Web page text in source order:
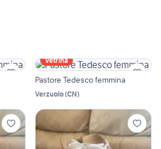
Vetrina
Pastore Tedesco femmina
Verzuolo(CN)